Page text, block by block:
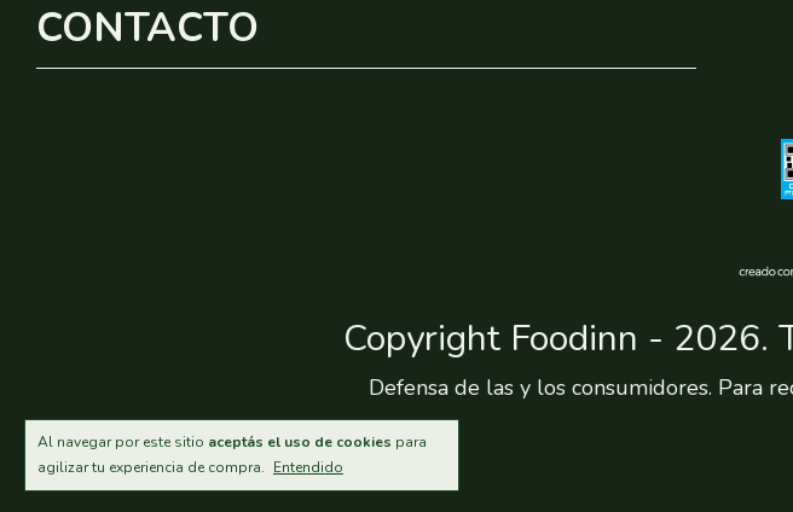
Al navegar por este sitio aceptás el uso de cookies para
agilizar tu experiencia de compra. Entendido
CONTACTO
Copyright Foodinn - 2026.
Defensa de las y los consumidores. Para